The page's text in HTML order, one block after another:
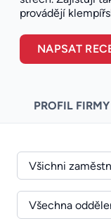
provádějí
NAPSAT
PROFIL FIRMY